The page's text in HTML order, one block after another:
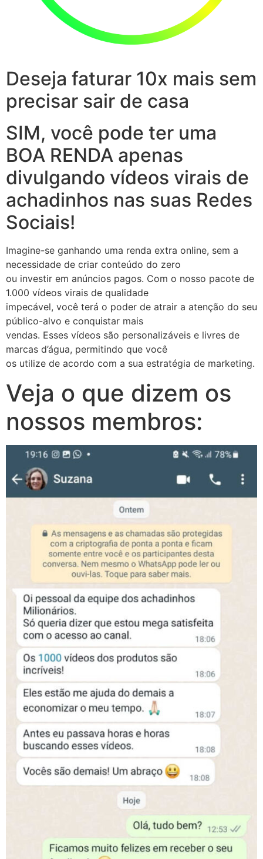
Deseja faturar 10x mais sem
precisar sair de casa
SIM, você pode ter uma
BOA RENDA apenas
divulgando vídeos virais de
achadinhos nas suas Redes
Sociais!
Imagine-se ganhando uma renda extra online, sem a
necessidade de criar conteúdo do zero
ou investir em anúncios pagos. Com o nosso pacote de
1.000 vídeos virais de qualidade
impecável, você terá o poder de atrair a atenção do seu
público-alvo e conquistar mais
vendas. Esses vídeos são personalizáveis e livres de
marcas d’água, permitindo que você
os utilize de acordo com a sua estratégia de marketing.
Veja o que dizem os
nossos membros: